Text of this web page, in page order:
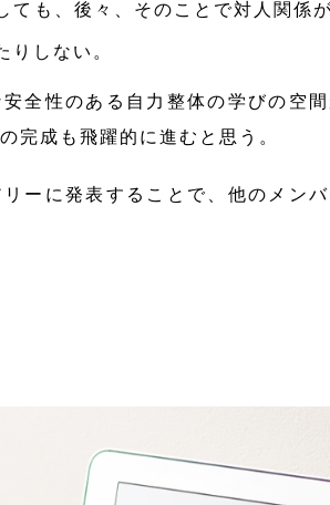
ても、後々、そのことで対人関係
しない。
全性のある自力整体の学びの空
完成も飛躍的に進むと思う。
ーに発表することで、他のメン